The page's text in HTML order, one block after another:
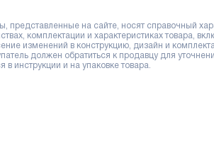
на сайте, носят справочный
комплектации и характеристиках товара,
изменений в конструкцию, дизайн и
должен обратиться к продавцу для
инструкции и на упаковке товара.